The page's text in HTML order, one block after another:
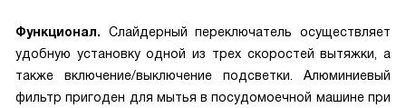
Функционал. Слайдерный переключатель осуществляет
удобную установку одной из трех скоростей вытяжки, а
также включение/выключение подсветки. Алюминиевый
фильтр пригоден для мытья в посудомоечной машине при